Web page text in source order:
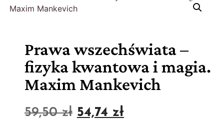
Prawa wszechświata –
fizyka kwantowa i magia.
Maxim Mankevich
59,50zł 54,74 zł